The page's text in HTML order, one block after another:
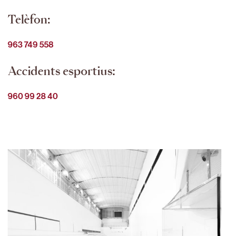
Telèfon:
963 749 558
Accidents esportius:
960 99 28 40